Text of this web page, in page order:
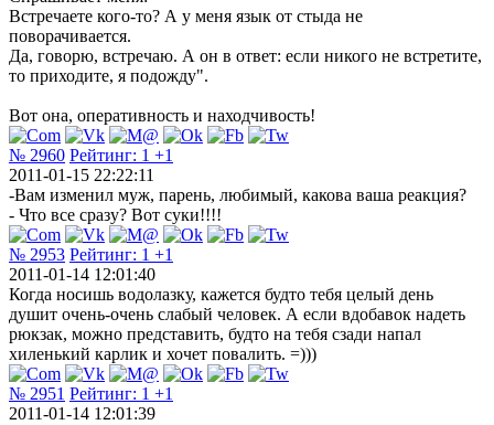
Встречаете кого-то? А у меня язык от стыда не
поворачивается.
Да, говорю, встречаю. А он в ответ: если никого не встретите,
то приходите, я подожду".
Вот она, оперативность и находчивость!
№ 2960 Рейтинг: 1 +1
2011-01-15 22:22:11
-Вам изменил муж, парень, любимый, какова ваша реакция?
- Что все сразу? Вот суки!!!!
№ 2953 Рейтинг: 1 +1
2011-01-14 12:01:40
Когда носишь водолазку, кажется будто тебя целый день
душит очень-очень слабый человек. А если вдобавок надеть
рюкзак, можно представить, будто на тебя сзади напал
хиленький карлик и хочет повалить. =)))
№ 2951 Рейтинг: 1 +1
2011-01-14 12:01:39